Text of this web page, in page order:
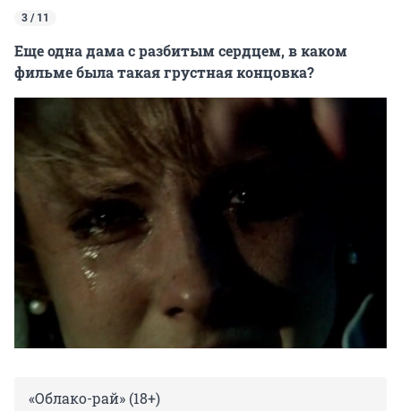
3 / 11
Еще одна дама с разбитым сердцем, в каком
фильме была такая грустная концовка?
«Облако-рай» (18+)